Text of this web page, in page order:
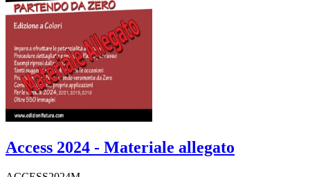
Access 2024 - Materiale allegato